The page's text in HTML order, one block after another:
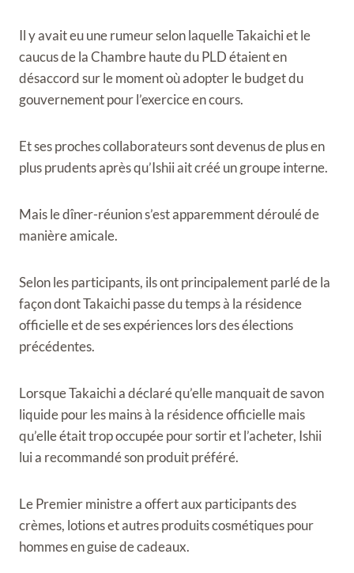
Il y avait eu une rumeur selon laquelle Takaichi et le
caucus de la Chambre haute du PLD étaient en
désaccord sur le moment où adopter le budget du
gouvernement pour l’exercice en cours.
Et ses proches collaborateurs sont devenus de plus en
plus prudents après qu’Ishii ait créé un groupe interne.
Mais le dîner-réunion s’est apparemment déroulé de
manière amicale.
Selon les participants, ils ont principalement parlé de la
façon dont Takaichi passe du temps à la résidence
officielle et de ses expériences lors des élections
précédentes.
Lorsque Takaichi a déclaré qu’elle manquait de savon
liquide pour les mains à la résidence officielle mais
qu’elle était trop occupée pour sortir et l’acheter, Ishii
lui a recommandé son produit préféré.
Le Premier ministre a offert aux participants des
crèmes, lotions et autres produits cosmétiques pour
hommes en guise de cadeaux.